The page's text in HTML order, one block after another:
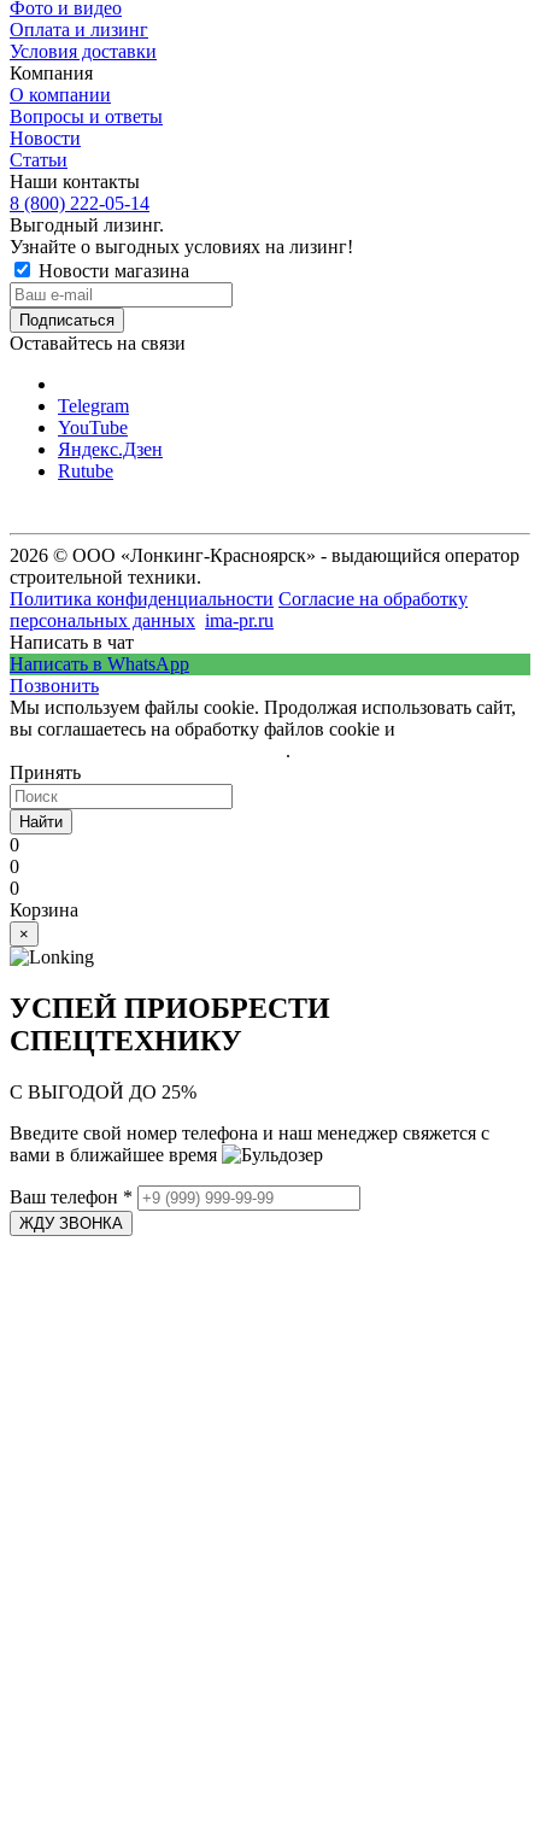
Фото и видео
Оплата и лизинг
Условия доставки
Компания
О компании
Вопросы и ответы
Новости
Статьи
Наши контакты
8 (800) 222-05-14
Выгодный лизинг.
Узнайте о выгодных условиях на лизинг!
Новости магазина
Оставайтесь на связи
Telegram
YouTube
Яндекс.Дзен
Rutube
2026 © ООО «Лонкинг-Красноярск» - выдающийся оператор
строительной техники.
Политика конфиденциальности Согласие на обработку
персональных данных ima-pr.ru
Написать в чат
Написать в WhatsApp
Позвонить
Мы используем файлы cookie. Продолжая использовать сайт,
вы соглашаетесь на обработку файлов cookie и
.
Принять
Найти
0
0
0
Корзина
×
УСПЕЙ ПРИОБРЕСТИ
СПЕЦТЕХНИКУ
С ВЫГОДОЙ ДО 25%
Введите свой номер телефона и наш менеджер свяжется с
вами в ближайшее время
Ваш телефон *